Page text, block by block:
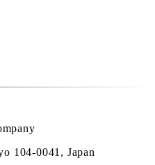
104-0041, Japan